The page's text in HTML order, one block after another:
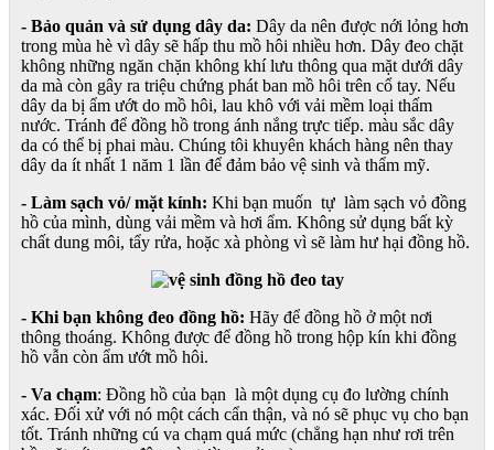
- Bảo quản và sử dụng dây da: Dây da nên được nới lỏng hơn
trong mùa hè vì dây sẽ hấp thu mồ hôi nhiều hơn. Dây đeo chặt
không những ngăn chặn không khí lưu thông qua mặt dưới dây
da mà còn gây ra triệu chứng phát ban mồ hôi trên cổ tay. Nếu
dây da bị ẩm ướt do mồ hôi, lau khô với vải mềm loại thấm
nước. Tránh để đồng hồ trong ánh nắng trực tiếp. màu sắc dây
da có thể bị phai màu. Chúng tôi khuyên khách hàng nên thay
dây da ít nhất 1 năm 1 lần để đảm bảo vệ sinh và thẩm mỹ.
- Làm sạch vỏ/ mặt kính: Khi bạn muốn tự làm sạch vỏ đồng
hồ của mình, dùng vải mềm và hơi ẩm. Không sử dụng bất kỳ
chất dung môi, tẩy rửa, hoặc xà phòng vì sẽ làm hư hại đồng hồ.
- Khi bạn không đeo đồng hồ: Hãy để đồng hồ ở một nơi
thông thoáng. Không được để đồng hồ trong hộp kín khi đồng
hồ vẫn còn ẩm ướt mồ hôi.
- Va chạm: Đồng hồ của bạn là một dụng cụ đo lường chính
xác. Đối xử với nó một cách cẩn thận, và nó sẽ phục vụ cho bạn
tốt. Tránh những cú va chạm quá mức (chẳng hạn như rơi trên